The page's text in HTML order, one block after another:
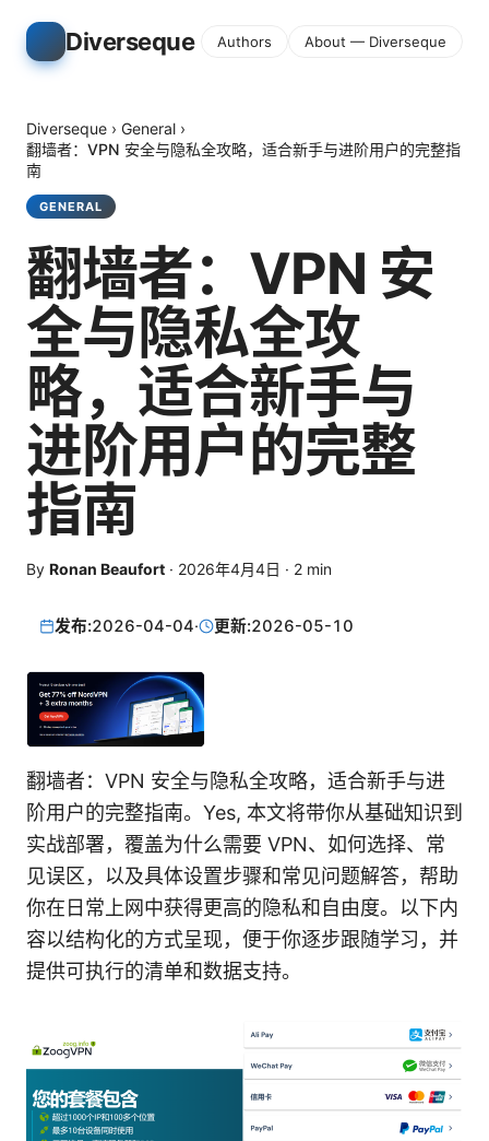
Diverseque Authors About — Diverseque
Diverseque › General ›
翻墙者：VPN 安全与隐私全攻略，适合新手与进阶用户的完整指
南
GENERAL
翻墙者：VPN 安
全与隐私全攻
略，适合新手与
进阶用户的完整
指南
By Ronan Beaufort · 2026年4月4日 · 2 min
发布:2026-04-04· 更新:2026-05-10
翻墙者：VPN 安全与隐私全攻略，适合新手与进
阶用户的完整指南。Yes, 本文将带你从基础知识到
实战部署，覆盖为什么需要 VPN、如何选择、常
见误区，以及具体设置步骤和常见问题解答，帮助
你在日常上网中获得更高的隐私和自由度。以下内
容以结构化的方式呈现，便于你逐步跟随学习，并
提供可执行的清单和数据支持。